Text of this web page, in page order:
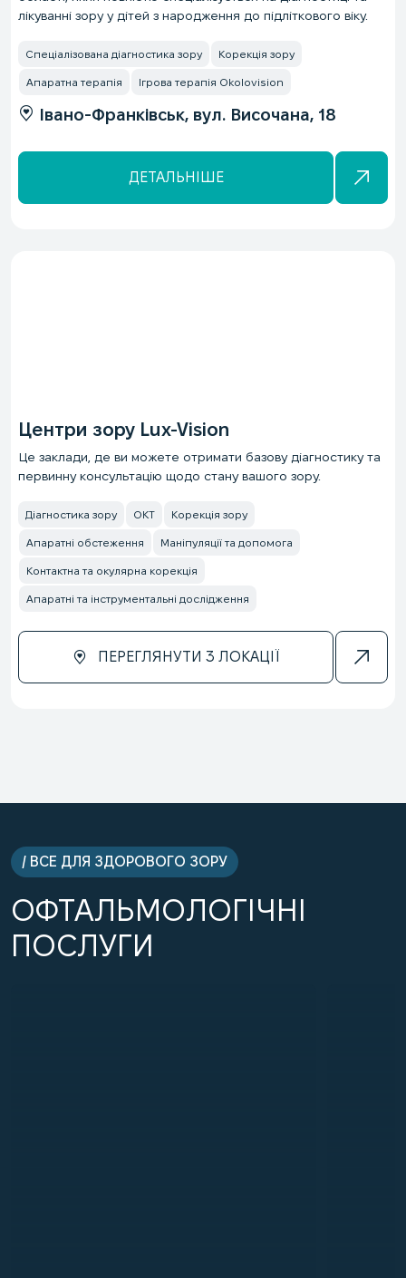
лікуванні зору у дітей з народження до підліткового віку.
Спеціалізована діагностика зору Корекція зору
Апаратна терапія Ігрова терапія Okolovision
Івано-Франківськ, вул. Височана, 18
ДЕТАЛЬНІШЕ
Центри зору Lux-Vision
Це заклади, де ви можете отримати базову діагностику та
первинну консультацію щодо стану вашого зору.
Діагностика зору ОКТ Корекція зору
Апаратні обстеження Маніпуляції та допомога
Контактна та окулярна корекція
Апаратні та інструментальні дослідження
ПЕРЕГЛЯНУТИ 3 ЛОКАЦІЇ
/ ВСЕ ДЛЯ ЗДОРОВОГО ЗОРУ
ОФТАЛЬМОЛОГІЧНІ
ПОСЛУГИ